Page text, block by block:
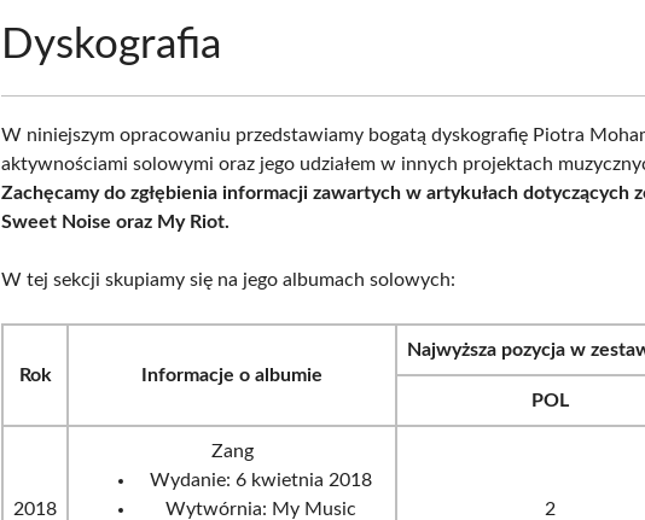
Dyskografia
W niniejszym opracowaniu przedstawiamy bogatą dyskografię Piotra
aktywnościami solowymi oraz jego udziałem w innych projektach
Zachęcamy do zgłębienia informacji zawartych w artykułach dotyczących
Sweet Noise oraz My Riot.
W tej sekcji skupiamy się na jego albumach solowych:
Rok Informacje o albumie
Najwyższa pozycja w
POL
2018
Zang
Wydanie: 6 kwietnia 2018
Wytwórnia: My Music
2